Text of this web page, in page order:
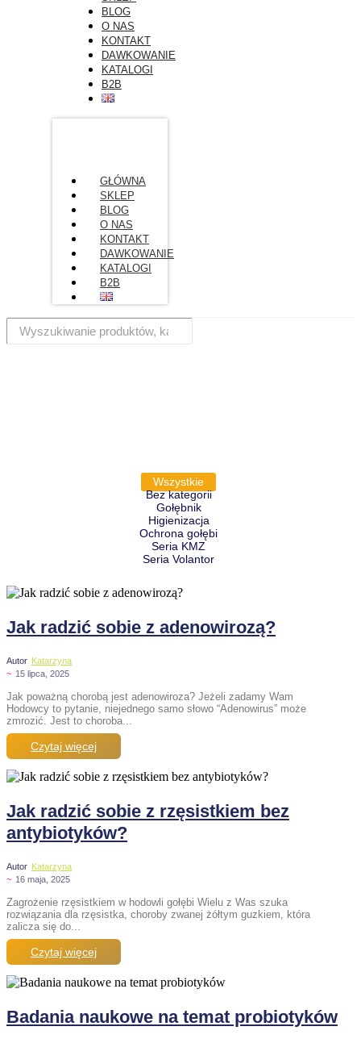
BLOG
O NAS
KONTAKT
DAWKOWANIE
KATALOGI
B2B
GŁÓWNA
SKLEP
BLOG
O NAS
KONTAKT
DAWKOWANIE
KATALOGI
B2B
Wszystkie
Bez kategorii
Gołębnik
Higienizacja
Ochrona gołębi
Seria KMZ
Seria Volantor
Jak radzić sobie z adenowirozą?
Autor Katarzyna
~ 15 lipca, 2025
Jak poważną chorobą jest adenowiroza? Jeżeli zadamy Wam
Hodowcy to pytanie, niejednego samo słowo “Adenowirus” może
zmrozić. Jest to choroba...
Czytaj więcej
Jak radzić sobie z rzęsistkiem bez
antybiotyków?
Autor Katarzyna
~ 16 maja, 2025
Zagrożenie rzęsistkiem w hodowli gołębi Wielu z Was szuka
rozwiązania dla rzęsistka, choroby zwanej żółtym guzkiem, która
zalicza się do...
Czytaj więcej
Badania naukowe na temat probiotyków